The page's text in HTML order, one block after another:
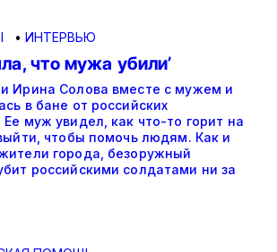
• ИНТЕРВЬЮ
что мужа убили’
Ирина Солова вместе с мужем и
в бане от российских
муж увидел, как что-то горит на
чтобы помочь людям. Как и
города, безоружный
российскими солдатами ни за